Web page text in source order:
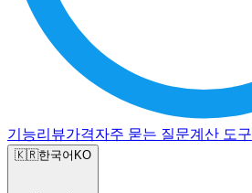
기능리뷰가격자주 묻는 질문계산 도구
🇰🇷한국어 KO